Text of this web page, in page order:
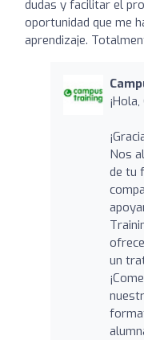
dudas y facilitar el
oportunidad que me
aprendizaje.
Nos
de tu
un